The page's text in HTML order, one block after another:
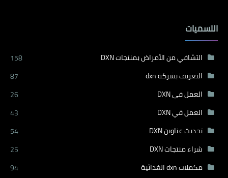
التسميات
التشافي من الأمراض بمنتجات DXN
158
التعريف بشركة dxn
87
العمل في DXN
26
العمل في DXN
43
تحديث عناوين DXN
54
شراء منتجات DXN
25
مكملات dxn الغذائية
94